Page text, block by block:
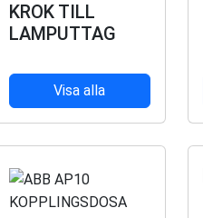
KROK TILL
LAMPUTTAG
Visa alla